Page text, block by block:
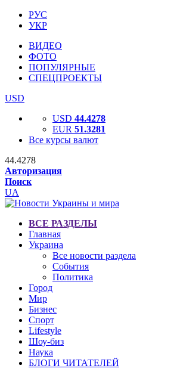
РУС
УКР
ВИДЕО
ФОТО
ПОПУЛЯРНЫЕ
СПЕЦПРОЕКТЫ
USD
USD 44.4278
EUR 51.3281
Все курсы валют
44.4278
Авторизация
Поиск
UA
ВСЕ РАЗДЕЛЫ
Главная
Украина
Все новости раздела
События
Политика
Город
Мир
Бизнес
Спорт
Lifestyle
Шоу-биз
Наука
БЛОГИ ЧИТАТЕЛЕЙ